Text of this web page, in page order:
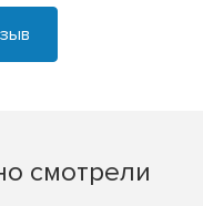
смотрели